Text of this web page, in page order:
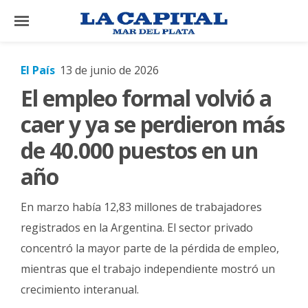
×
El
El
Mundo
La
Cultura
Tecnología
Gastronomía
El País 13 de junio de 2026
El empleo formal volvió a
caer y ya se perdieron más
de 40.000 puestos en un
año
En marzo había 12,83 millones de trabajadores
registrados en la Argentina. El sector privado
concentró la mayor parte de la pérdida de empleo,
mientras que el trabajo independiente mostró un
crecimiento interanual.